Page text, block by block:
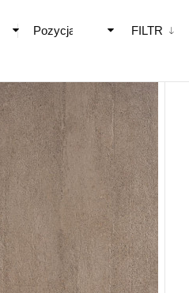
Pozycja FILTR